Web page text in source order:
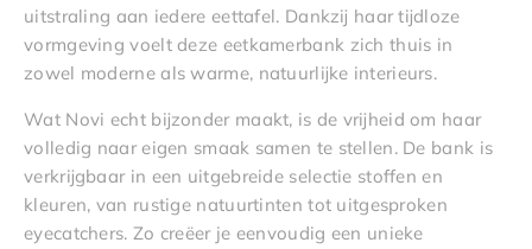
uitstraling aan iedere eettafel. Dankzij haar tijdloze
vormgeving voelt deze eetkamerbank zich thuis in
zowel moderne als warme, natuurlijke interieurs.
Wat Novi echt bijzonder maakt, is de vrijheid om haar
volledig naar eigen smaak samen te stellen. De bank is
verkrijgbaar in een uitgebreide selectie stoffen en
kleuren, van rustige natuurtinten tot uitgesproken
eyecatchers. Zo creëer je eenvoudig een unieke